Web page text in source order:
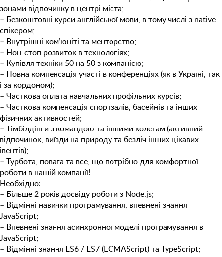
зонами відпочинку в центрі міста;
– Безкоштовнi курси англійської мови, в тому числі з native-
спікером;
– Внутрішні ком’юніті та менторство;
– Нон-стоп розвиток в технологіях;
– Купівля техніки 50 на 50 з компанією;
– Повна компенсація участі в конференціях (як в Україні, так
і за кордоном);
– Часткова оплата навчальних профільних курсів;
– Часткова компенсація спортзалів, басейнів та інших
фізичних активностей;
– Тімбілдінги з командою та іншими колегам (активний
відпочинок, виїзди на природу та безліч інших цікавих
івентів);
– Турбота, повага та все, що потрібно для комфортної
роботи в нашій компанії!
Необхідно:
– Більше 2 років досвіду роботи з Node.js;
– Відмінні навички програмування, впевнені знання
JavaScript;
– Впевнені знання асинхронної моделі програмування в
JavaScript;
– Відмінні знання ES6 / ES7 (ECMAScript) та TypeScript;